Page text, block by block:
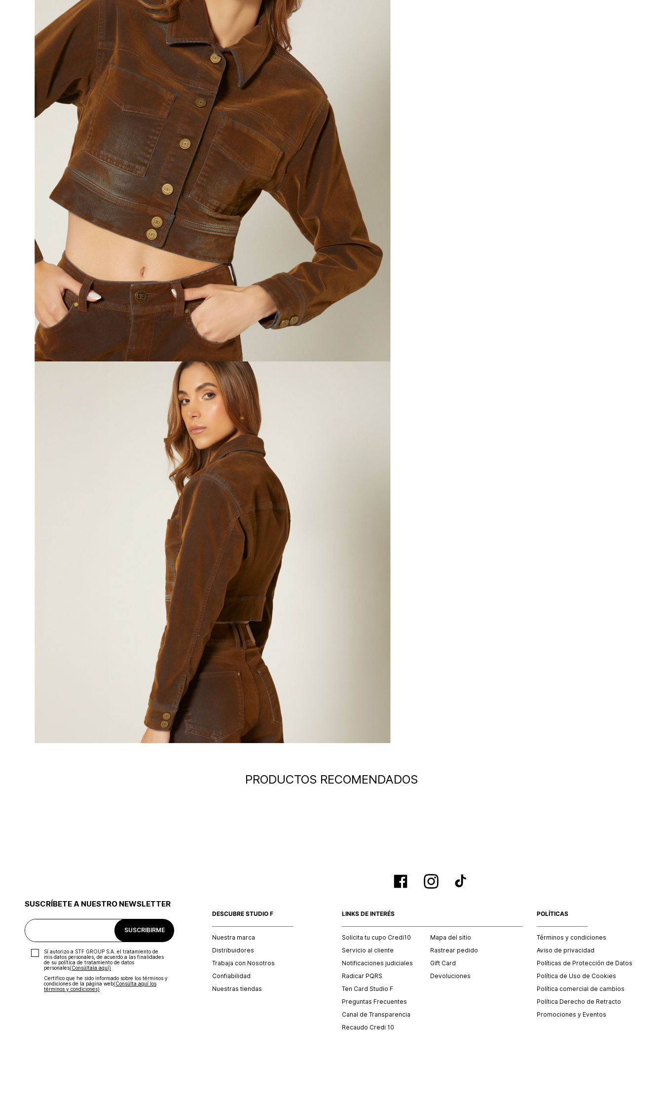
PRODUCTOS RECOMENDADOS
SUSCRÍBETE A NUESTRO NEWSLETTER
SUSCRIBIRME
Sí autorizo a STF GROUP S.A. el tratamiento de
mis datos personales, de acuerdo a las finalidades
de su política de tratamiento de datos
personales‎(Consúltala aquí)
Certifico que he sido informado sobre los términos y
condiciones de la página web‎(Consúlta aquí los
términos y condiciones)
DESCUBRE STUDIO F
Nuestra marca
Distribuidores
Trabaja con Nosotros
Confiabilidad
Nuestras tiendas
LINKS DE INTERÉS
Solicita tu cupo Credi10
Servicio al cliente
Notificaciones judiciales
Radicar PQRS
Ten Card Studio F
Preguntas Frecuentes
Canal de Transparencia
Recaudo Credi 10
Mapa del sitio
Rastrear pedido
Gift Card
Devoluciones
POLÍTICAS
Términos y condiciones
Aviso de privacidad
Políticas de Protección de Datos
Política de Uso de Cookies
Política comercial de cambios
Política Derecho de Retracto
Promociones y Eventos